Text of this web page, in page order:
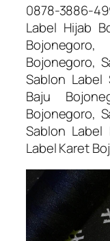
0878-3886-
Label Hijab
Bojonegoro,
Sablon Label
Baju
Bojonegoro,
Sablon Label
Label Karet